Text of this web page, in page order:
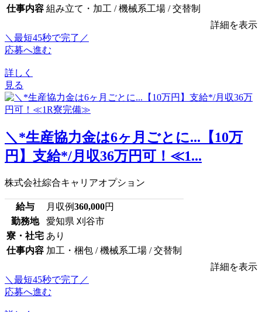
仕事内容 組み立て・加工 / 機械系工場 / 交替制
詳細を表示
＼最短45秒で完了／
応募へ進む
詳しく
見る
＼*生産協力金は6ヶ月ごとに...【10万
円】支給*/月収36万円可！≪1...
株式会社綜合キャリアオプション
給与 月収例360,000円
勤務地
愛知県 刈谷市
寮・社宅 あり
仕事内容 加工・梱包 / 機械系工場 / 交替制
詳細を表示
＼最短45秒で完了／
応募へ進む